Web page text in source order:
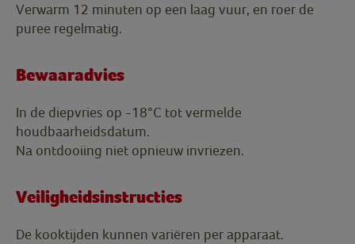
Verwarm 12 minuten op een laag vuur, en roer de
puree regelmatig.
Bewaaradvies
In de diepvries op -18°C tot vermelde
houdbaarheidsdatum.
Na ontdooiing niet opnieuw invriezen.
Veiligheidsinstructies
De kooktijden kunnen variëren per apparaat.